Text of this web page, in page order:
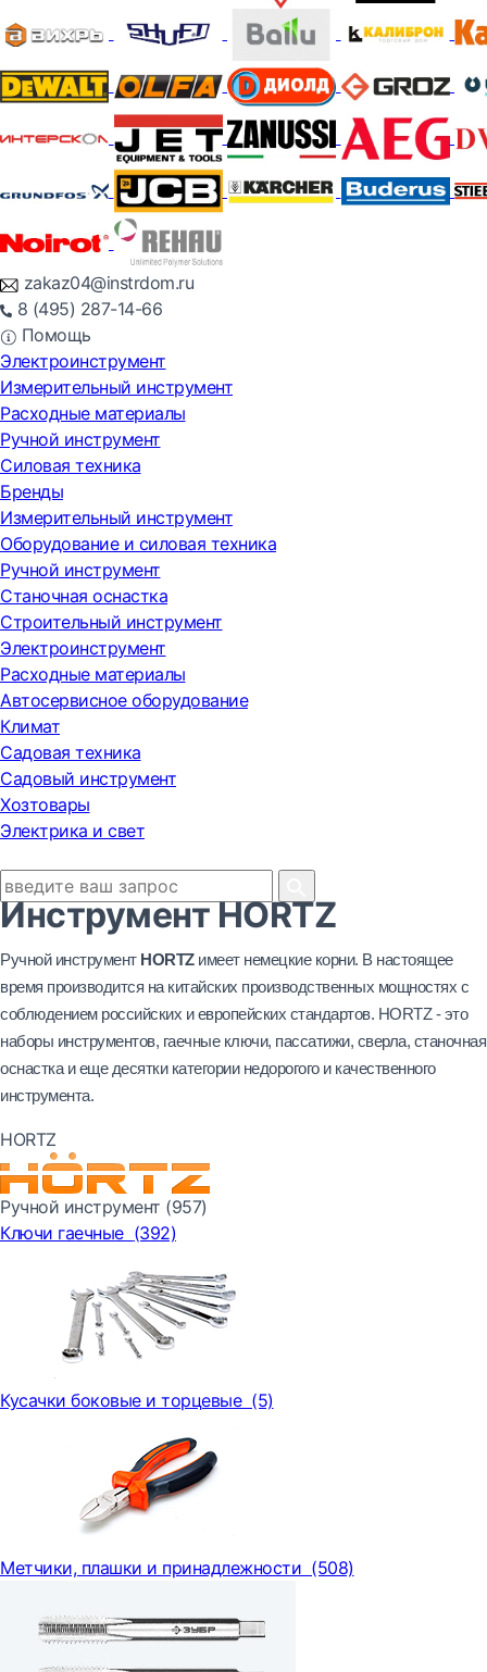
zakaz04@instrdom.ru
8 (495) 287-14-66
Помощь
Электроинструмент
Измерительный инструмент
Расходные материалы
Ручной инструмент
Силовая техника
Бренды
Измерительный инструмент
Оборудование и силовая техника
Ручной инструмент
Станочная оснастка
Строительный инструмент
Электроинструмент
Расходные материалы
Автосервисное оборудование
Климат
Садовая техника
Садовый инструмент
Хозтовары
Электрика и свет
Инструмент HORTZ
Ручной инструмент HORTZ имеет немецкие корни. В настоящее
время производится на китайских производственных мощностях с
соблюдением российских и европейских стандартов. HORTZ - это
наборы инструментов, гаечные ключи, пассатижи, сверла, станочная
оснастка и еще десятки категории недорогого и качественного
инструмента.
HORTZ
Ручной инструмент (957)
Ключи гаечные (392)
Кусачки боковые и торцевые (5)
Метчики, плашки и принадлежности (508)